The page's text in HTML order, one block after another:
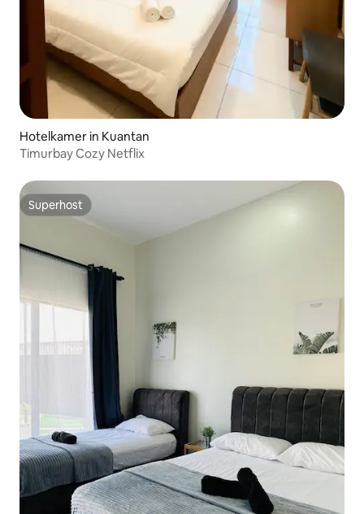
Hotelkamer in Kuantan
Timurbay Cozy Netflix
Superhost
Superhost